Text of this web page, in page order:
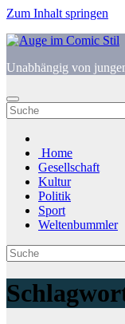
Zum Inhalt springen
Unabhängig von
Home
Gesellschaft
Kultur
Politik
Sport
Weltenbummler